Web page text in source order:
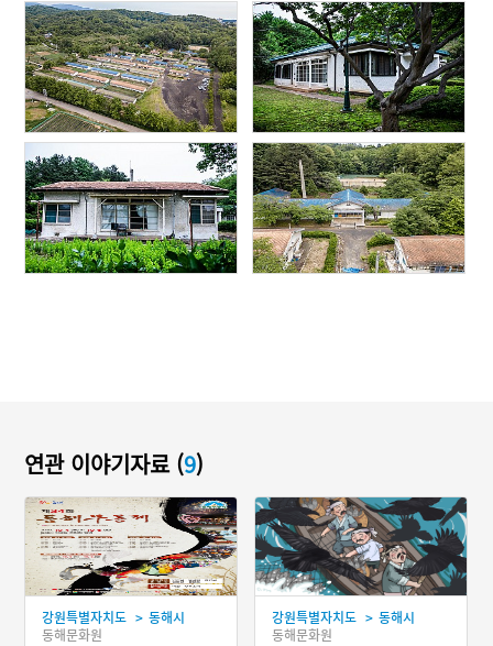
연관 이야기자료 (9)
강원특별자치도 > 동해시
동해문화원
강원특별자치도 > 동해시
동해문화원